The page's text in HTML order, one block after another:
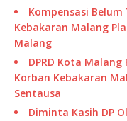
Kompensasi
Kebakaran Malang
Malang
DPRD Kota
Korban Kebakaran
Sentausa
Diminta Kasih DP